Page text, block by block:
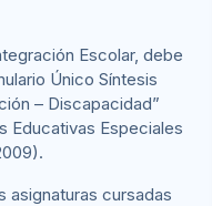
Escolar, debe
Único Síntesis
– Discapacidad”
Educativas Especiales
asignaturas cursadas